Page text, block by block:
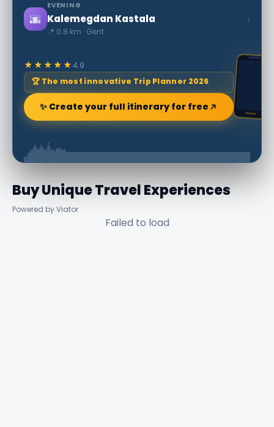
🌆
EVENING
Kalemegdan Kastala
📍 0.8 km · Gent
›
★★★★★4.9
🏆 The most innovative Trip Planner 2026
✨ Create your full itinerary for free
Buy Unique Travel Experiences
Powered by Viator
Failed to load